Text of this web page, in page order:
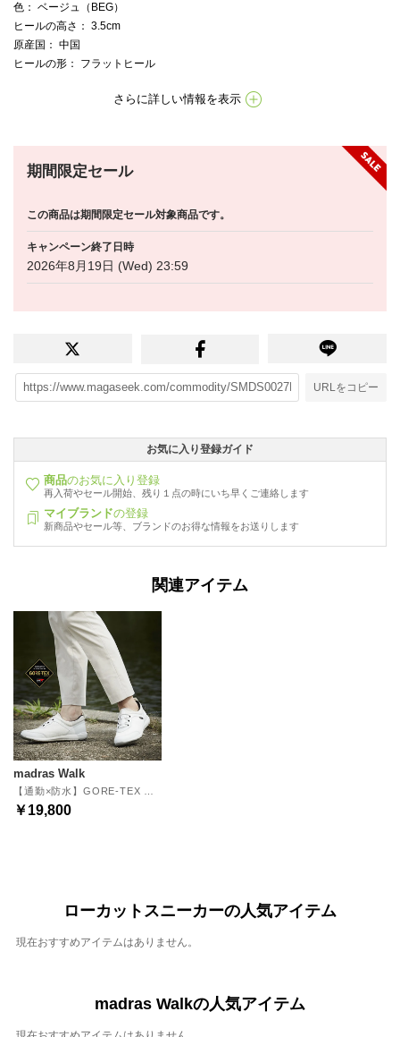
色 ： ベージュ（BEG）
ヒールの高さ ： 3.5cm
原産国 ： 中国
ヒールの形 ： フラットヒール
さらに詳しい情報を表示
期間限定セール
この商品は期間限定セール対象商品です。
キャンペーン終了日時
2026年8月19日 (Wed) 23:59
URLをコピー
お気に入り登録ガイド
商品のお気に入り登録
再入荷やセール開始、残り１点の時にいち早くご連絡します
マイブランドの登録
新商品やセール等、ブランドのお得な情報をお送りします
関連アイテム
madras Walk
￥19,800
ローカットスニーカーの人気アイテム
現在おすすめアイテムはありません。
madras Walkの人気アイテム